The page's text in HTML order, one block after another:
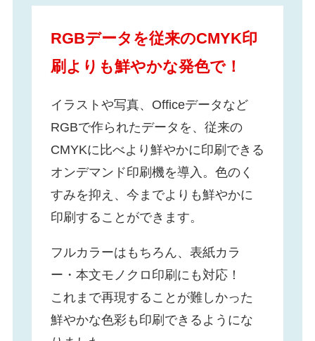
RGBデータを従来のCMYK印
刷よりも鮮やかな発色で！
イラストや写真、Officeデータなど
RGBで作られたデータを、従来の
CMYKに比べより鮮やかに印刷できる
オンデマンド印刷機を導入。色のく
すみを抑え、今までよりも鮮やかに
印刷することができます。
フルカラーはもちろん、表紙カラ
ー・本文モノクロ印刷にも対応！
これまで再現することが難しかった
鮮やかな色彩も印刷できるようにな